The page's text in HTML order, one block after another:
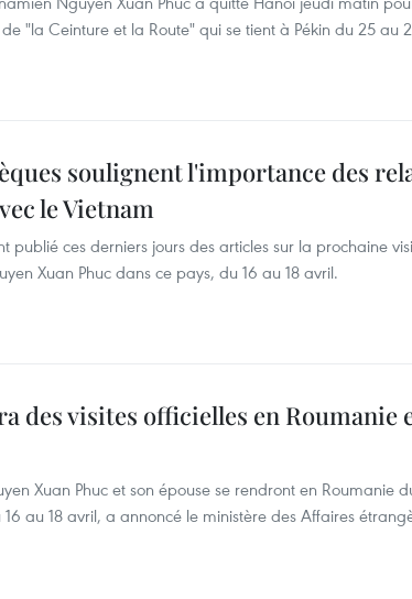
"la Ceinture et la Route" qui se tient à Pékin du 25 au
soulignent l'importance des
le Vietnam
publié ces derniers jours des articles sur la prochaine
Xuan Phuc dans ce pays, du 16 au 18 avril.
des visites officielles en Roumanie
Xuan Phuc et son épouse se rendront en Roumanie
au 18 avril, a annoncé le ministère des Affaires